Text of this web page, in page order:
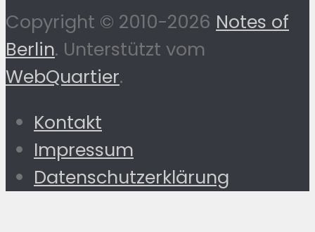
Copyright © 2010-2026 Notes of
Berlin. Unterstützt vom
WebQuartier.
Kontakt
Impressum
Datenschutzerklärung